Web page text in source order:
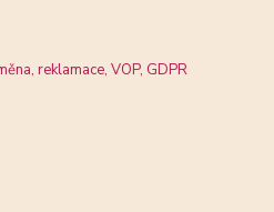
reklamace, VOP, GDPR